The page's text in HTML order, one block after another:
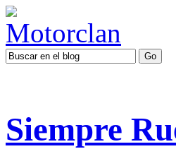
Siempre